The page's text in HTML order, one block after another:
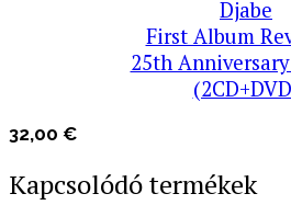
Djabe
First Album
25th
32,00 €
Kapcsolódó termékek